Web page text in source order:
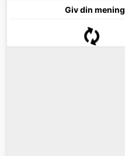
Giv din mening